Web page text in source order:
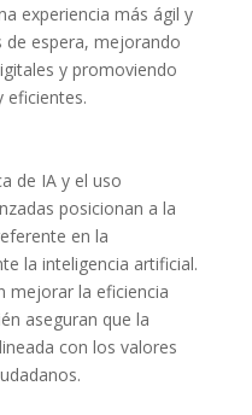
experiencia más ágil y
de espera, mejorando
y promoviendo
eficientes.
de IA y el uso
posicionan a la
en la
la inteligencia artificial.
mejorar la eficiencia
aseguran que la
con los valores